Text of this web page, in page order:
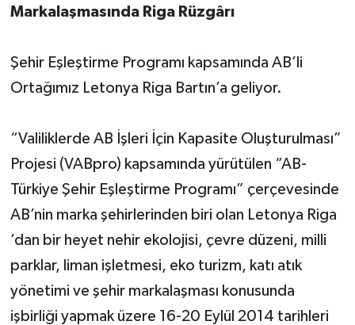
Markalaşmasında Riga Rüzgârı
Şehir Eşleştirme Programı kapsamında AB’li
Ortağımız Letonya Riga Bartın’a geliyor.
“Valiliklerde AB İşleri İçin Kapasite Oluşturulması”
Projesi (VABpro) kapsamında yürütülen “AB-
Türkiye Şehir Eşleştirme Programı” çerçevesinde
AB’nin marka şehirlerinden biri olan Letonya Riga
’dan bir heyet nehir ekolojisi, çevre düzeni, milli
parklar, liman işletmesi, eko turizm, katı atık
yönetimi ve şehir markalaşması konusunda
işbirliği yapmak üzere 16-20 Eylül 2014 tarihleri
Yerel Yönetimler
DÜNYA
YEREL